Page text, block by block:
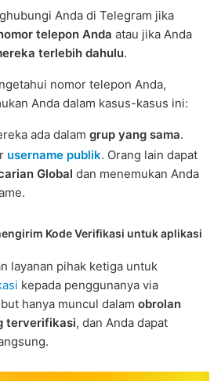
Anda di Telegram jika
telepon Anda atau jika Anda
terlebih dahulu.
nomor telepon Anda,
Anda dalam kasus-kasus ini:
ada dalam grup yang sama.
username publik. Orang lain dapat
Global dan menemukan Anda
Kode Verifikasi untuk aplikasi
layanan pihak ketiga untuk
kepada penggunanya via
hanya muncul dalam obrolan
terverifikasi, dan Anda dapat